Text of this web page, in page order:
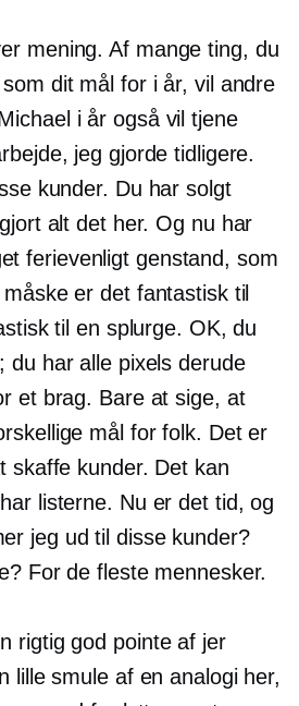
mening. Af mange ting, du
dit mål for i år, vil andre
i år også vil tjene
jeg gjorde tidligere.
kunder. Du har solgt
alt det her. Og nu har
ferievenligt genstand, som
er det fantastisk til
til en splurge. OK, du
du har alle pixels derude
et brag. Bare at sige, at
mål for folk. Det er
skaffe kunder. Det kan
listerne. Nu er det tid, og
jeg ud til disse kunder?
For de fleste mennesker.
rigtig god pointe af jer
lille smule af en analogi her,